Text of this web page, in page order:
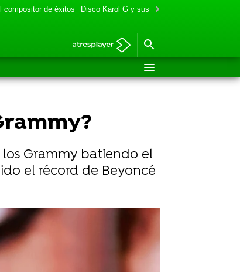
compositor de éxitos Disco Karol G y sus colaboraciones
Grammy batiendo el
el récord de Beyoncé